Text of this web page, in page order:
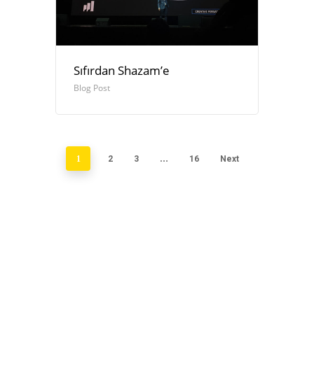
Sıfırdan Shazam’e
Blog Post
1 2 3 … 16 Next